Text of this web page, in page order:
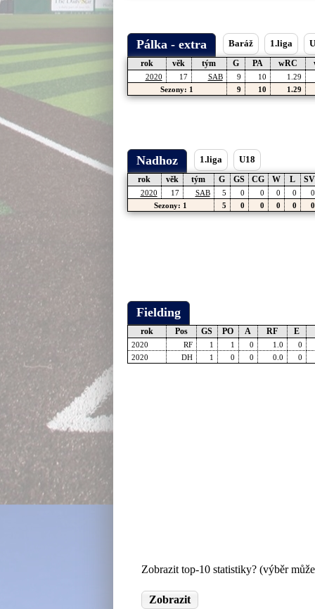
Pálka - extra Baráž 1.liga
rok
věk tým G PA wRC
2020 17 SAB 9 10
1.29
Sezony: 1
9 10 1.29
Nadhoz 1.liga
U18
rok
věk tým G GS CG W L SV
2020 17 SAB 5 0 0 0 0
0
Sezony: 1
5 0 0 0 0 0
Fielding
rok Pos GS PO A RF E
2020 RF 1 1 0 1.0
0
2020
DH 1 0 0 0.0 0
Zobrazit top-10 statistiky? (výběr